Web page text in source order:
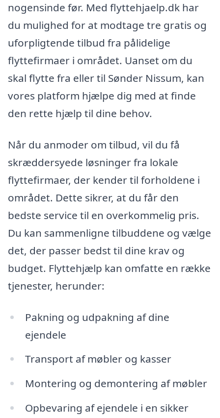
nogensinde før. Med flyttehjaelp.dk har
du mulighed for at modtage tre gratis og
uforpligtende tilbud fra pålidelige
flyttefirmaer i området. Uanset om du
skal flytte fra eller til Sønder Nissum, kan
vores platform hjælpe dig med at finde
den rette hjælp til dine behov.
Når du anmoder om tilbud, vil du få
skræddersyede løsninger fra lokale
flyttefirmaer, der kender til forholdene i
området. Dette sikrer, at du får den
bedste service til en overkommelig pris.
Du kan sammenligne tilbuddene og vælge
det, der passer bedst til dine krav og
budget. Flyttehjælp kan omfatte en række
tjenester, herunder:
Pakning og udpakning af dine
ejendele
Transport af møbler og kasser
Montering og demontering af møbler
Opbevaring af ejendele i en sikker